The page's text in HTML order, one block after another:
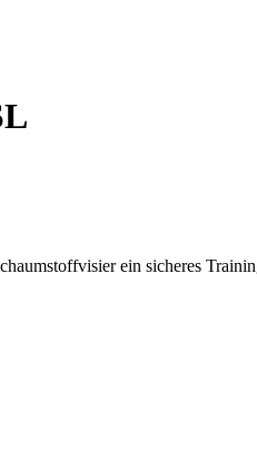
ein sicheres